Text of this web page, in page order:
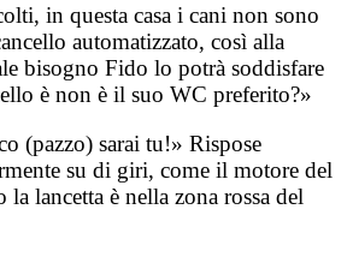
in questa casa i cani non sono
automatizzato, così alla
bisogno Fido lo potrà soddisfare
è non è il suo WC preferito?»
(pazzo) sarai tu!» Rispose
su di giri, come il motore del
lancetta è nella zona rossa del